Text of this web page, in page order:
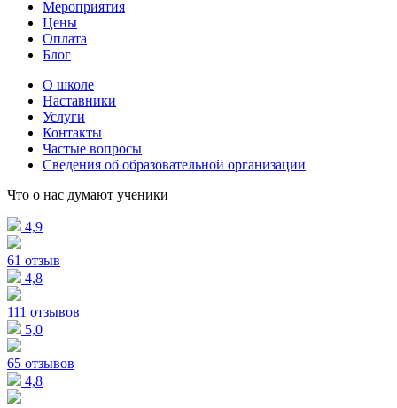
Мероприятия
Цены
Оплата
Блог
О школе
Наставники
Услуги
Контакты
Частые вопросы
Сведения об образовательной организации
Что о нас думают ученики
4,9
61 отзыв
4,8
111 отзывов
5,0
65 отзывов
4,8